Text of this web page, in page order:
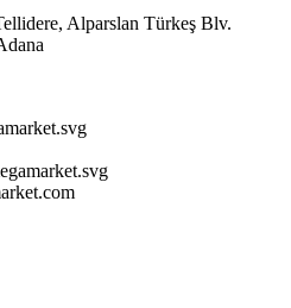
Alparslan Türkeş Blv.